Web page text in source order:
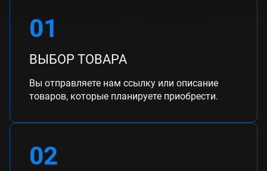
01
ВЫБОР ТОВАРА
Вы отправляете нам ссылку или описание
товаров, которые планируете приобрести.
02